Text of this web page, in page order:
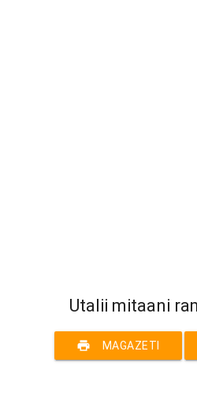
Utalii mitaani
print MAGAZETI